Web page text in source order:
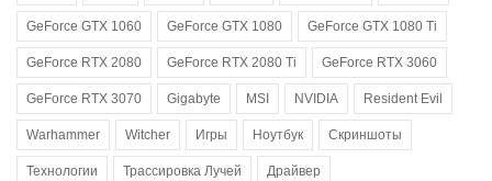
GeForce GTX 1060 GeForce GTX 1080 GeForce GTX 1080 Ti
GeForce RTX 2080 GeForce RTX 2080 Ti GeForce RTX 3060
GeForce RTX 3070 Gigabyte MSI NVIDIA Resident Evil
Warhammer Witcher Игры Ноутбук Скриншоты
Технологии Трассировка Лучей Драйвер